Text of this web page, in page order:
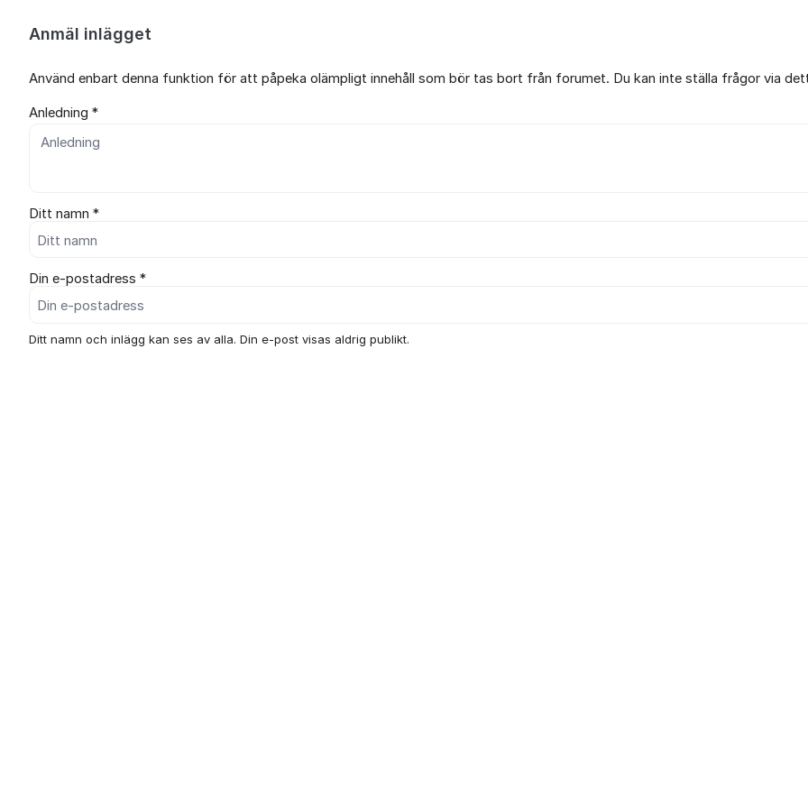
Anmäl inlägget
Använd enbart denna funktion för att påpeka olämpligt innehåll som bör tas bort från forumet. Du kan inte ställa frågor via
Anledning *
Ditt namn *
Din e-postadress *
Ditt namn och inlägg kan ses av alla. Din e-post visas aldrig publikt.